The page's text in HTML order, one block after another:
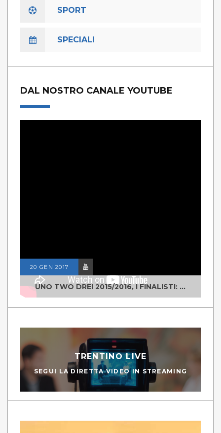
SPORT
SPECIALI
DAL NOSTRO CANALE YOUTUBE
20 GEN 2017
UNO TWO DREI 2015/2016, I FINALISTI: CLASSE IV ALS ISTITUTO "DEGASPERI" BORGO VALSUGANA
TRENTINO LIVE
SEGUI LA DIRETTA VIDEO IN STREAMING